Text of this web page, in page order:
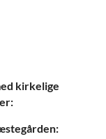
kirkelige